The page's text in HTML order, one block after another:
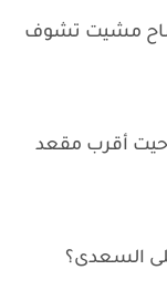
مشيت تشوف
أقرب مقعد
السعدى؟